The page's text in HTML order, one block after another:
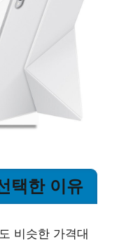
택한 이유
비슷한 가격대